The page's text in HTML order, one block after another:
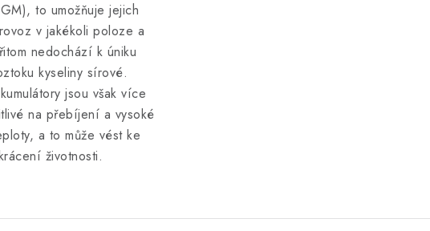
to umožňuje jejich
v jakékoli poloze a
nedochází k úniku
kyseliny sírové.
jsou však více
na přebíjení a vysoké
a to může vést ke
životnosti.